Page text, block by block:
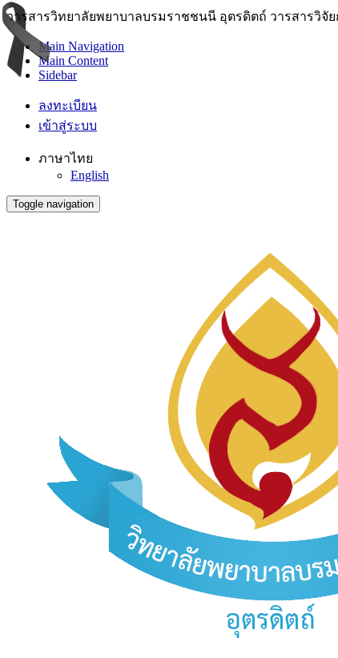
วารสารวิทยาลัยพยาบาลบรมราชชนนี อุตรดิตถ์ วารสารวิจัยก
Main Navigation
Main Content
Sidebar
ลงทะเบียน
เข้าสู่ระบบ
ภาษาไทย
English
Toggle navigation